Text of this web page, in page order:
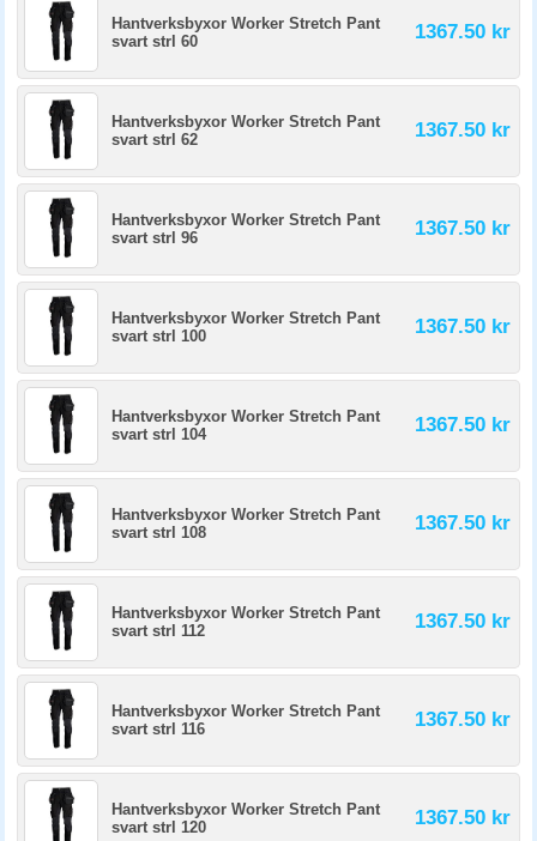
Hantverksbyxor Worker Stretch Pant
svart strl 60
1367.50 kr
Hantverksbyxor Worker Stretch Pant
svart strl 62
1367.50 kr
Hantverksbyxor Worker Stretch Pant
svart strl 96
1367.50 kr
Hantverksbyxor Worker Stretch Pant
svart strl 100
1367.50 kr
Hantverksbyxor Worker Stretch Pant
svart strl 104
1367.50 kr
Hantverksbyxor Worker Stretch Pant
svart strl 108
1367.50 kr
Hantverksbyxor Worker Stretch Pant
svart strl 112
1367.50 kr
Hantverksbyxor Worker Stretch Pant
svart strl 116
1367.50 kr
Hantverksbyxor Worker Stretch Pant
svart strl 120
1367.50 kr